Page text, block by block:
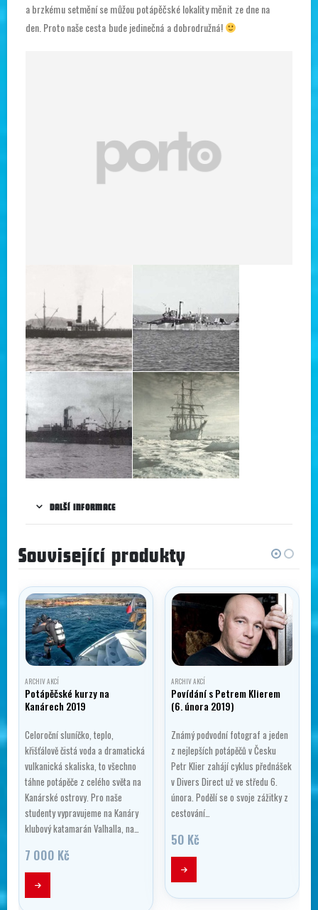
a brzkému setmění se můžou potápěčské lokality měnit ze dne na
den. Proto naše cesta bude jedinečná a dobrodružná!
DALŠÍ INFORMACE
Související produkty
ARCHIV AKCÍ
Potápěčské kurzy na
Kanárech 2019
Celoroční sluníčko, teplo,
křišťálově čistá voda a dramatická
vulkanická skaliska, to všechno
táhne potápěče z celého světa na
Kanárské ostrovy. Pro naše
studenty vypravujeme na Kanáry
klubový katamarán Valhalla, na…
7 000 Kč
ARCHIV AKCÍ
Povídání s Petrem Klierem
(6. února 2019)
Známý podvodní fotograf a jeden
z nejlepších potápěčů v Česku
Petr Klier zahájí cyklus přednášek
v Divers Direct už ve středu 6.
února. Podělí se o svoje zážitky z
cestování…
50 Kč